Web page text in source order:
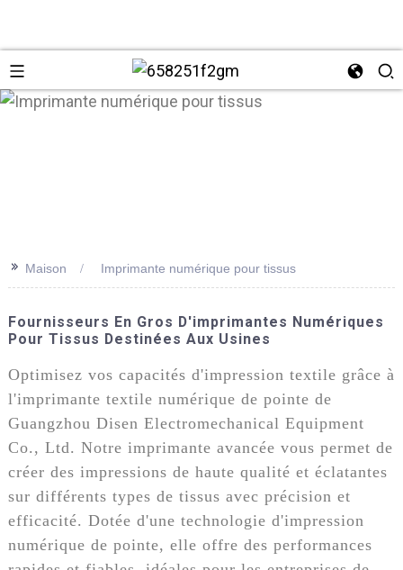
>> Maison Imprimante numérique pour tissus
Fournisseurs En Gros D'imprimantes Numériques
Pour Tissus Destinées Aux Usines
Optimisez vos capacités d'impression textile grâce à
l'imprimante textile numérique de pointe de
Guangzhou Disen Electromechanical Equipment
Co., Ltd. Notre imprimante avancée vous permet de
créer des impressions de haute qualité et éclatantes
sur différents types de tissus avec précision et
efficacité. Dotée d'une technologie d'impression
numérique de pointe, elle offre des performances